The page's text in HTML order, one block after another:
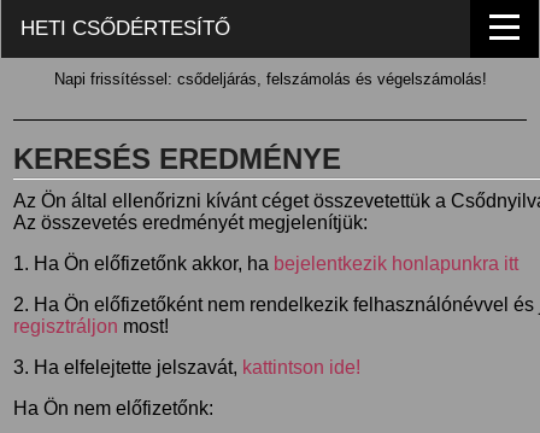
HETI CSŐDÉRTESÍTŐ
Napi frissítéssel: csődeljárás, felszámolás és végelszámolás!
KERESÉS EREDMÉNYE
Az Ön által ellenőrizni kívánt céget összevetettük a
Az összevetés eredményét megjelenítjük:
1. Ha Ön előfizetőnk akkor, ha bejelentkezik honlapunkra itt
2. Ha Ön előfizetőként nem rendelkezik felhasználónévvel
regisztráljon most!
3. Ha elfelejtette jelszavát, kattintson ide!
Ha Ön nem előfizetőnk: